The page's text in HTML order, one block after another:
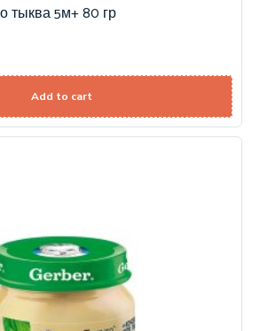
тыква 5м+ 80 гр
Add to cart